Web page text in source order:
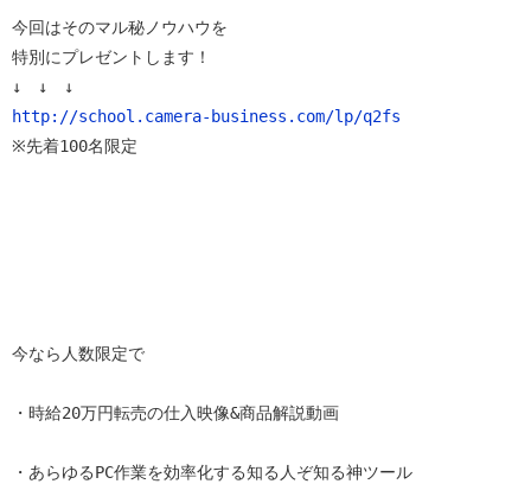
今回はそのマル秘ノウハウを
特別にプレゼントします！
http://school.camera-business.com/lp/q2fs
※先着100名限定
今なら人数限定で
・時給20万円転売の仕入映像&商品解説動画
・あらゆるPC作業を効率化する知る人ぞ知る神ツール